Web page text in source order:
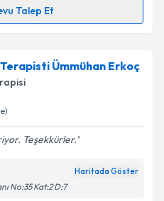
Gönder
Talep Et
e-posta ile bilgilendireceğiz.
ilişkin
verilerimin belirtilen
kabul ediyorum.
Ümmühan Erkoç
Teşekkürler.
Haritada Göster
No:35 Kat:2 D:7